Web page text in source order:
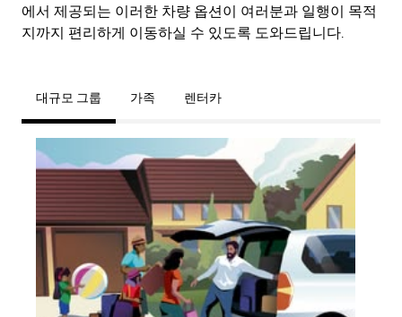
에서 제공되는 이러한 차량 옵션이 여러분과 일행이 목적
지까지 편리하게 이동하실 수 있도록 도와드립니다.
대규모 그룹 가족 렌터카